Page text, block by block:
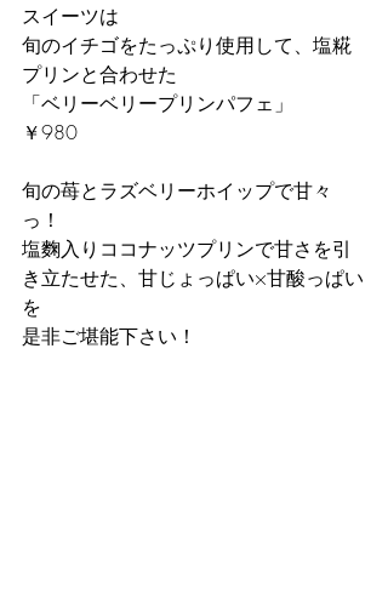
スイーツは
旬のイチゴをたっぷり使用して、塩糀
プリンと合わせた
「ベリーベリープリンパフェ」
￥980
旬の苺とラズベリーホイップで甘々
っ！
塩麴入りココナッツプリンで甘さを引
き立たせた、甘じょっぱい×甘酸っぱい
を
是非ご堪能下さい！